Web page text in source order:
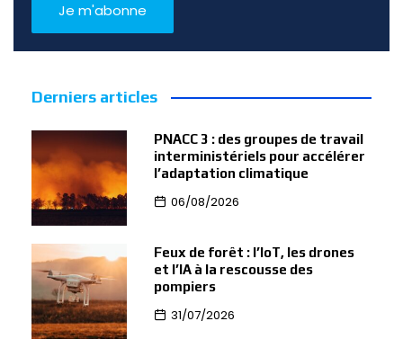
Derniers articles
PNACC 3 : des groupes de travail
interministériels pour accélérer
l’adaptation climatique
06/08/2026
Feux de forêt : l’IoT, les drones
et l’IA à la rescousse des
pompiers
31/07/2026